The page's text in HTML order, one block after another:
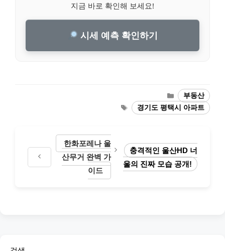
지금 바로 확인해 보세요!
시세 예측 확인하기
Categories
부동산
Tags경기도 평택시 아파트
한화포레나 울
산무거 완벽 가
이드
충격적인 울산HD 너
울의 진짜 모습 공개!